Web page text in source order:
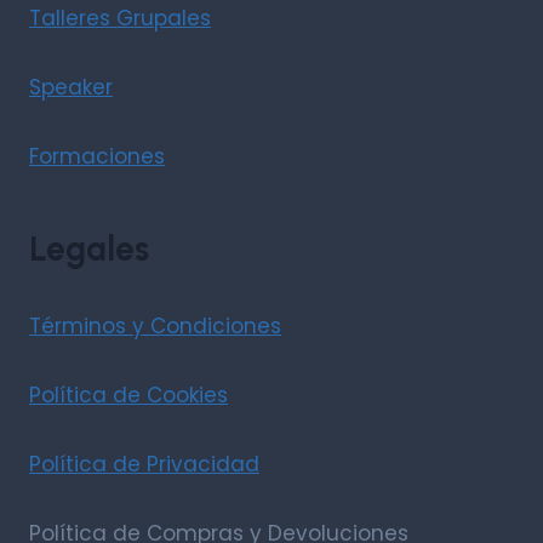
Talleres Grupales
Speaker
Formaciones
Legales
Términos y Condiciones
Política de Cookies
Política de Privacidad
Política de Compras y Devoluciones